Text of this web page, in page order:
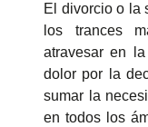
El divorcio o la
los trances
atravesar en
dolor por la
sumar la
en todos los